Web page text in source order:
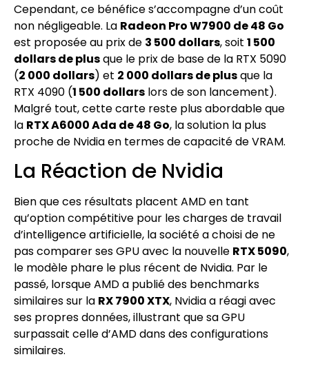
Cependant, ce bénéfice s’accompagne d’un coût
non négligeable. La Radeon Pro W7900 de 48 Go
est proposée au prix de 3 500 dollars, soit 1 500
dollars de plusque le prix de base de la RTX 5090
(2 000 dollars) et 2 000 dollars de plusque la
RTX 4090 (1 500 dollars lors de son lancement).
Malgré tout, cette carte reste plus abordable que
la RTX A6000 Ada de 48 Go, la solution la plus
proche de Nvidia en termes de capacité de VRAM.
La Réaction de Nvidia
Bien que ces résultats placent AMD en tant
qu’option compétitive pour les charges de travail
d’intelligence artificielle, la société a choisi de ne
pas comparer ses GPU avec la nouvelle RTX 5090,
le modèle phare le plus récent de Nvidia. Par le
passé, lorsque AMD a publié des benchmarks
similaires sur la RX 7900 XTX, Nvidia a réagi avec
ses propres données, illustrant que sa GPU
surpassait celle d’AMD dans des configurations
similaires.